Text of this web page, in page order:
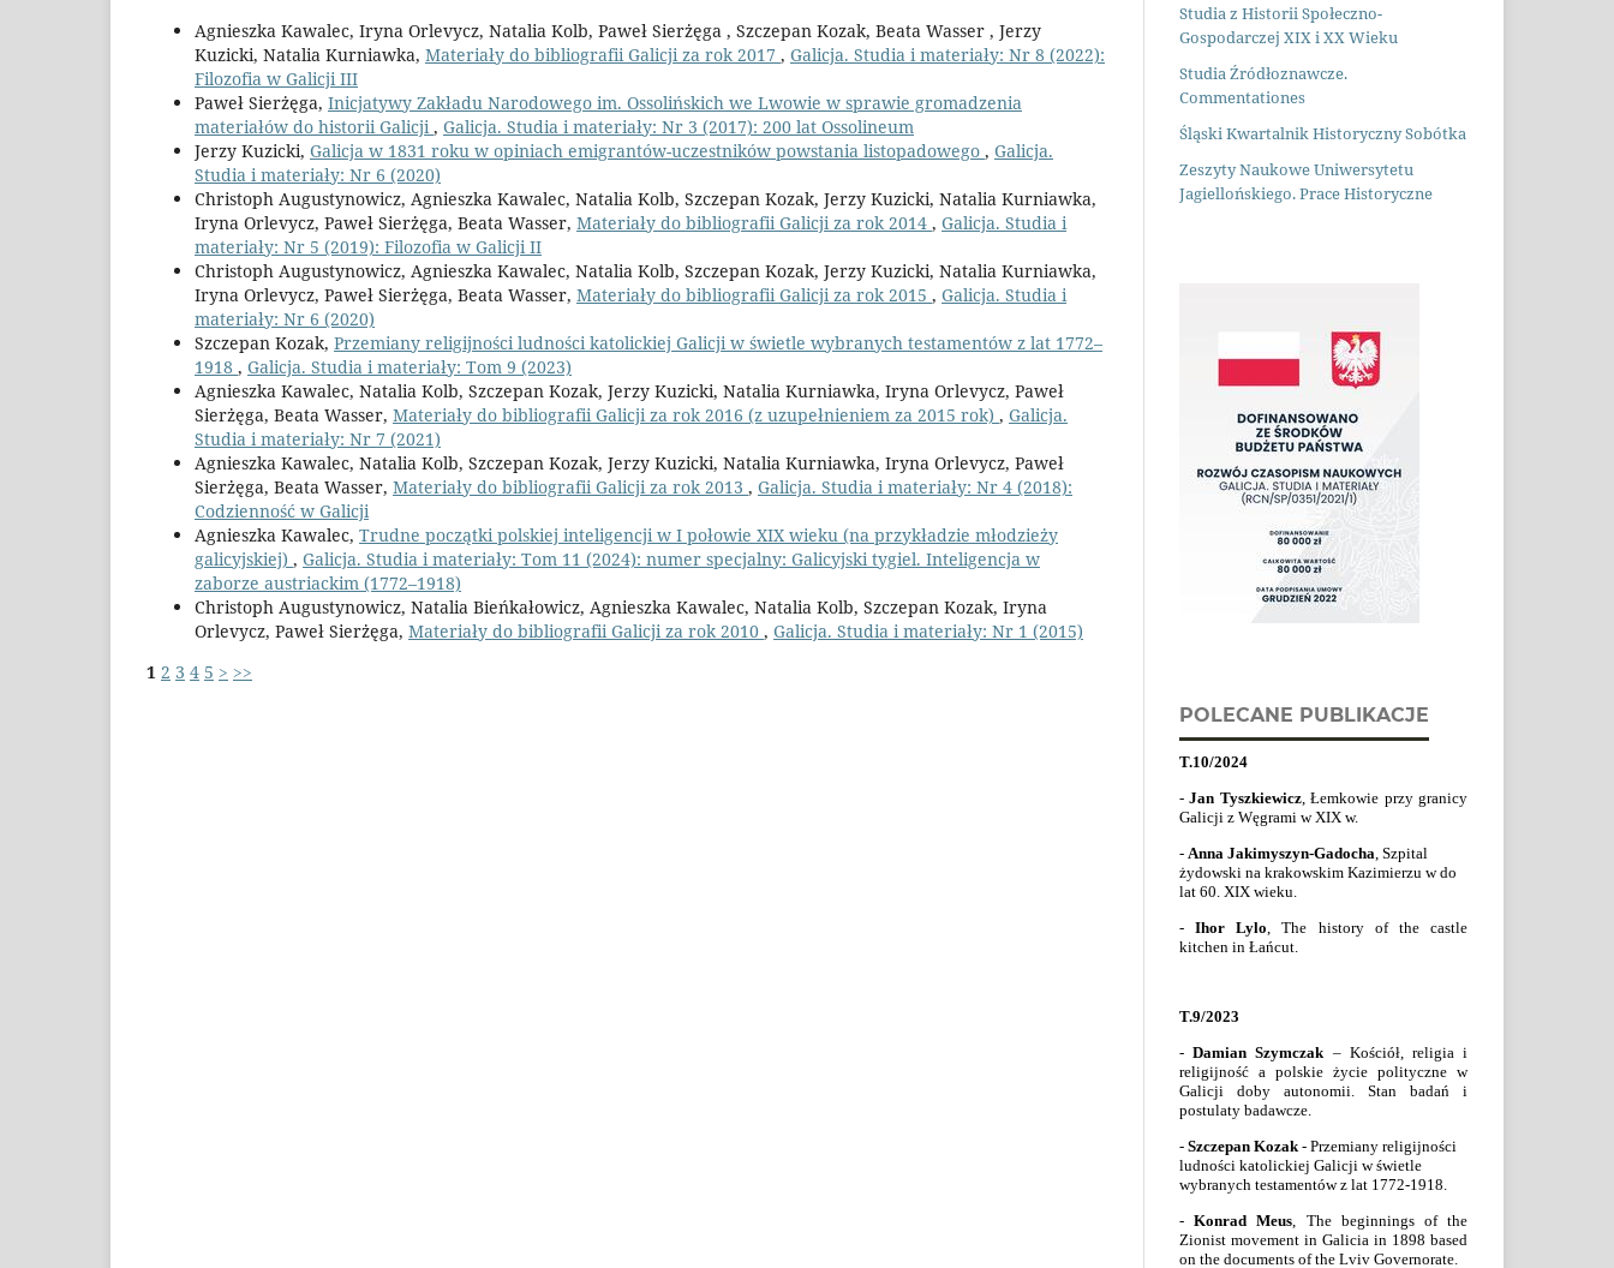
Agnieszka Kawalec, Iryna Orlevycz, Natalia Kolb, Paweł Sierżęga , Szczepan Kozak, Beata Wasser , Jerzy
Kuzicki, Natalia Kurniawka, Materiały do bibliografii Galicji za rok 2017 , Galicja. Studia i materiały: Nr 8 (2022):
Filozofia w Galicji III
Paweł Sierżęga, Inicjatywy Zakładu Narodowego im. Ossolińskich we Lwowie w sprawie gromadzenia
materiałów do historii Galicji, Galicja. Studia i materiały: Nr 3 (2017): 200 lat Ossolineum
Jerzy Kuzicki, Galicja w 1831 roku w opiniach emigrantów-uczestników powstania listopadowego , Galicja.
Studia i materiały: Nr 6 (2020)
Christoph Augustynowicz, Agnieszka Kawalec, Natalia Kolb, Szczepan Kozak, Jerzy Kuzicki, Natalia Kurniawka,
Iryna Orlevycz, Paweł Sierżęga, Beata Wasser, Materiały do bibliografii Galicji za rok 2014 , Galicja. Studia i
materiały: Nr 5 (2019): Filozofia w Galicji II
Christoph Augustynowicz, Agnieszka Kawalec, Natalia Kolb, Szczepan Kozak, Jerzy Kuzicki, Natalia Kurniawka,
Iryna Orlevycz, Paweł Sierżęga, Beata Wasser, Materiały do bibliografii Galicji za rok 2015 , Galicja. Studia i
materiały: Nr 6 (2020)
Szczepan Kozak, Przemiany religijności ludności katolickiej Galicji w świetle wybranych testamentów z lat 1772–
1918 , Galicja. Studia i materiały: Tom 9 (2023)
Agnieszka Kawalec, Natalia Kolb, Szczepan Kozak, Jerzy Kuzicki, Natalia Kurniawka, Iryna Orlevycz, Paweł
Sierżęga, Beata Wasser, Materiały do bibliografii Galicji za rok 2016 (z uzupełnieniem za 2015 rok) , Galicja.
Studia i materiały: Nr 7 (2021)
Agnieszka Kawalec, Natalia Kolb, Szczepan Kozak, Jerzy Kuzicki, Natalia Kurniawka, Iryna Orlevycz, Paweł
Sierżęga, Beata Wasser, Materiały do bibliografii Galicji za rok 2013 , Galicja. Studia i materiały: Nr 4 (2018):
Codzienność w Galicji
Agnieszka Kawalec, Trudne początki polskiej inteligencji w I połowie XIX wieku (na przykładzie młodzieży
galicyjskiej) , Galicja. Studia i materiały: Tom 11 (2024): numer specjalny: Galicyjski tygiel. Inteligencja w
zaborze austriackim (1772–1918)
Christoph Augustynowicz, Natalia Bieńkałowicz, Agnieszka Kawalec, Natalia Kolb, Szczepan Kozak, Iryna
Orlevycz, Paweł Sierżęga, Materiały do bibliografii Galicji za rok 2010 , Galicja. Studia i materiały: Nr 1 (2015)
1 2 3 4 5 > >>
Studia z Historii Społeczno-
Gospodarczej XIX i XX Wieku
Studia Źródłoznawcze.
Commentationes
Śląski Kwartalnik Historyczny Sobótka
Zeszyty Naukowe Uniwersytetu
Jagiellońskiego. Prace Historyczne
POLECANE PUBLIKACJE
T.10/2024
-Jan Tyszkiewicz, Łemkowie przy granicy
Galicji z Węgrami w XIX w.
- Anna Jakimyszyn-Gadocha , Szpital
żydowski na krakowskim Kazimierzu w do
lat 60. XIX wieku.
-Ihor Lylo ,The history of the castle
kitchen in Łańcut.
T.9/2023
-Damian Szymczak – Kościół, religia i
religijność a polskie życie polityczne w
Galicji doby autonomii. Stan badań i
postulaty badawcze.
- Szczepan Kozak - Przemiany religijności
ludności katolickiej Galicji w świetle
wybranych testamentów z lat 1772-1918.
-Konrad Meus
The beginnings of the
Zionist movement in Galicia in 1898 based
on the documents of the Lviv Governorate.